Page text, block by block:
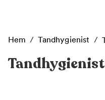
Hem / Tandhygienist /